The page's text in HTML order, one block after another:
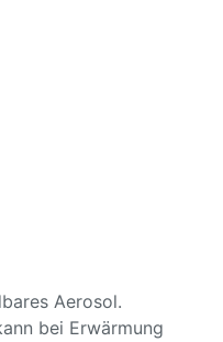
Aerosol.
bei Erwärmung